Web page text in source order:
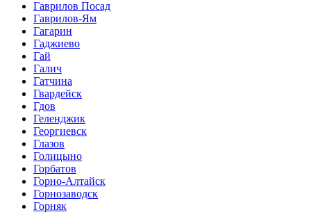
Гаврилов Посад
Гаврилов-Ям
Гагарин
Гаджиево
Гай
Галич
Гатчина
Гвардейск
Гдов
Геленджик
Георгиевск
Глазов
Голицыно
Горбатов
Горно-Алтайск
Горнозаводск
Горняк